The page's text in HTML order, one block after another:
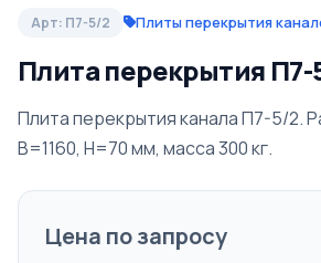
Арт: П7-5/2 Плиты перекрытия
Плита перекрытия П7-
Плита перекрытия канала П7-5/2.
B=1160, H=70 мм, масса 300 кг.
Цена по запросу